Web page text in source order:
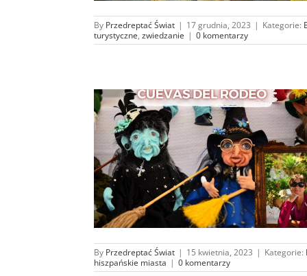
By Przedreptać Świat | 17 grudnia, 2023 | Kategorie:
turystyczne, zwiedzanie | 0 komentarzy
By Przedreptać Świat | 15 kwietnia, 2023 | Kategorie:
hiszpańskie miasta | 0 komentarzy